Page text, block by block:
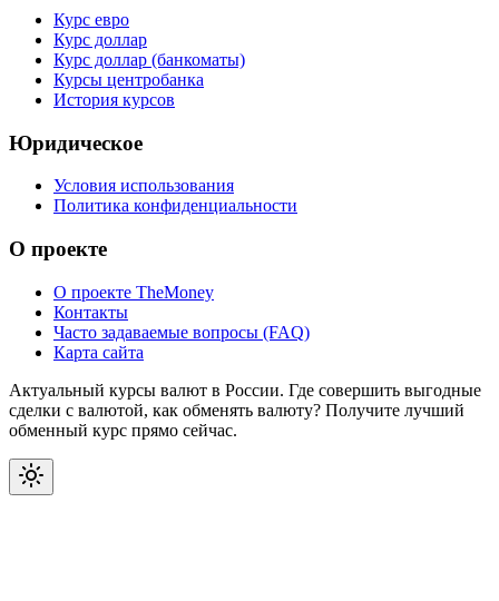
Курс евро
Курс доллар
Курс доллар (банкоматы)
Курсы центробанка
История курсов
Юридическое
Условия использования
Политика конфиденциальности
О проекте
О проекте TheMoney
Контакты
Часто задаваемые вопросы (FAQ)
Карта сайта
Актуальный курсы валют в России. Где совершить выгодные
сделки с валютой, как обменять валюту? Получите лучший
обменный курс прямо сейчас.